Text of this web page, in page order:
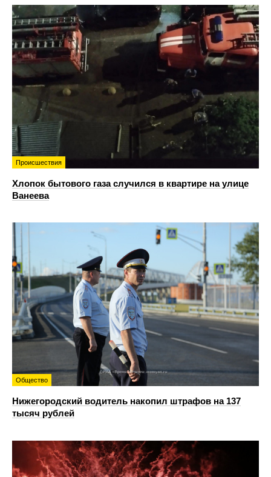
Происшествия
Хлопок бытового газа случился в квартире на улице
Ванеева
Общество
Нижегородский водитель накопил штрафов на 137
тысяч рублей